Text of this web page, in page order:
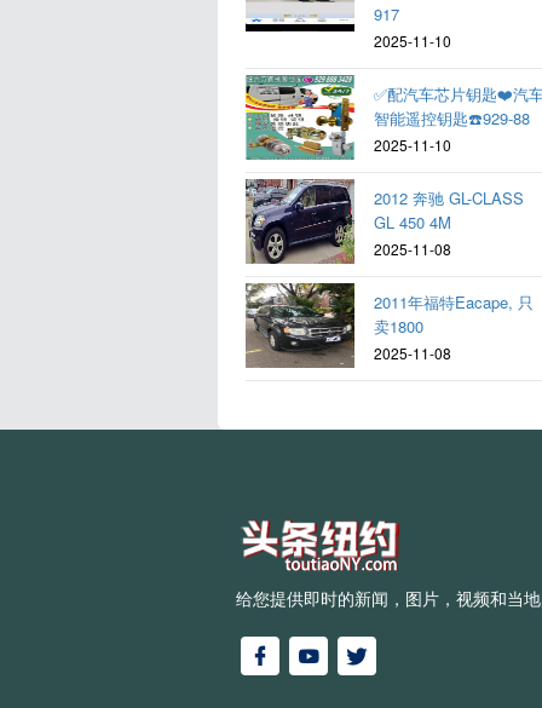
917
2025-11-10
✅配汽车芯片钥匙❤️汽
智能遥控钥匙☎️929-88
2025-11-10
2012 奔驰 GL-CLASS
GL 450 4M
2025-11-08
2011年福特Eacape, 只
卖1800
2025-11-08
给您提供即时的新闻，图片，视频和当